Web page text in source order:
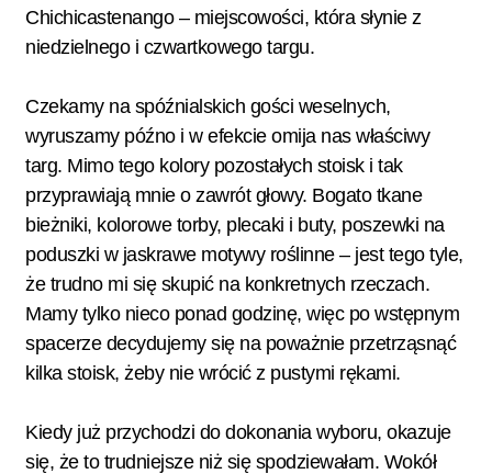
Chichicastenango – miejscowości, która słynie z
niedzielnego i czwartkowego targu.
Czekamy na spóźnialskich gości weselnych,
wyruszamy późno i w efekcie omija nas właściwy
targ. Mimo tego kolory pozostałych stoisk i tak
przyprawiają mnie o zawrót głowy. Bogato tkane
bieżniki, kolorowe torby, plecaki i buty, poszewki na
poduszki w jaskrawe motywy roślinne – jest tego tyle,
że trudno mi się skupić na konkretnych rzeczach.
Mamy tylko nieco ponad godzinę, więc po wstępnym
spacerze decydujemy się na poważnie przetrząsnąć
kilka stoisk, żeby nie wrócić z pustymi rękami.
Kiedy już przychodzi do dokonania wyboru, okazuje
się, że to trudniejsze niż się spodziewałam. Wokół